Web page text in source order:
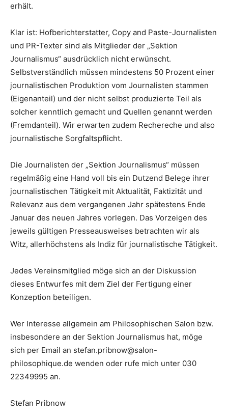
erhält.
Klar ist: Hofberichterstatter, Copy and Paste-Journalisten
und PR-Texter sind als Mitglieder der „Sektion
Journalismus“ ausdrücklich nicht erwünscht.
Selbstverständlich müssen mindestens 50 Prozent einer
journalistischen Produktion vom Journalisten stammen
(Eigenanteil) und der nicht selbst produzierte Teil als
solcher kenntlich gemacht und Quellen genannt werden
(Fremdanteil). Wir erwarten zudem Rechereche und also
journalistische Sorgfaltspflicht.
Die Journalisten der „Sektion Journalismus“ müssen
regelmäßig eine Hand voll bis ein Dutzend Belege ihrer
journalistischen Tätigkeit mit Aktualität, Faktizität und
Relevanz aus dem vergangenen Jahr spätestens Ende
Januar des neuen Jahres vorlegen. Das Vorzeigen des
jeweils gültigen Presseausweises betrachten wir als
Witz, allerhöchstens als Indiz für journalistische Tätigkeit.
Jedes Vereinsmitglied möge sich an der Diskussion
dieses Entwurfes mit dem Ziel der Fertigung einer
Konzeption beteiligen.
Wer Interesse allgemein am Philosophischen Salon bzw.
insbesondere an der Sektion Journalismus hat, möge
sich per Email an stefan.pribnow@salon-
philosophique.de wenden oder rufe mich unter 030
22349995 an.
Stefan Pribnow